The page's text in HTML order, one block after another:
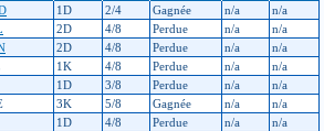
1D 2/4 Gagnée n/a
n/a
2D 4/8 Perdue n/a
n/a
2D 4/8 Perdue n/a
n/a
1K 4/8 Perdue n/a
n/a
1D 3/8 Perdue n/a
n/a
3K 5/8 Gagnée n/a
n/a
1D 4/8 Perdue n/a
n/a